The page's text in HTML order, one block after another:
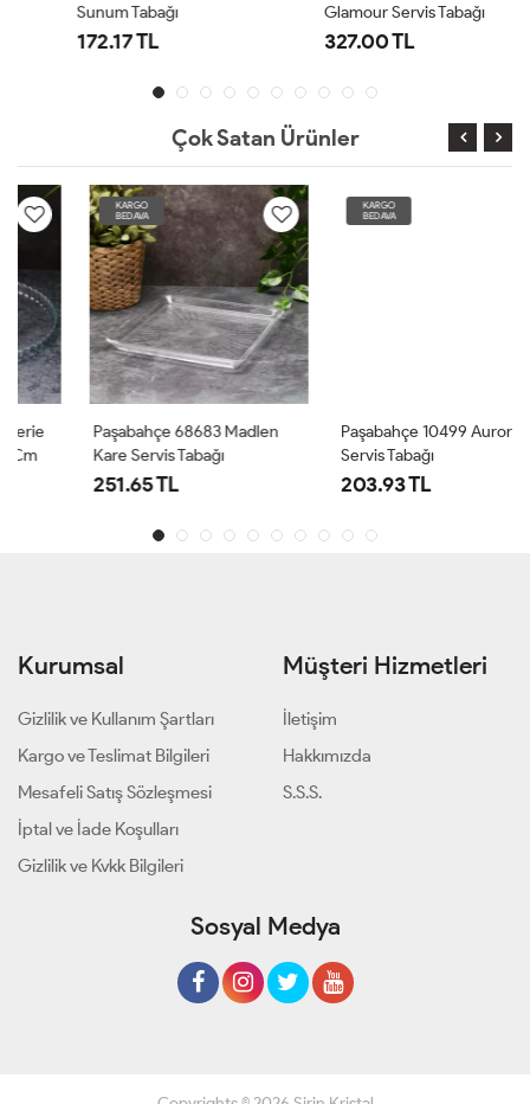
Sunum Tabağı
172.17 TL
Glamour Servis Tabağı
327.00 TL
Çok Satan Ürünler
KARGO
BEDAVA
Paşabahçe 68683 Madlen
Kare Servis Tabağı
251.65 TL
Paşabahçe 10499 Aurora
Servis Tabağı
203.93 TL
Kurumsal
Gizlilik ve Kullanım Şartları
Kargo ve Teslimat Bilgileri
Mesafeli Satış Sözleşmesi
İptal ve İade Koşulları
Gizlilik ve Kvkk Bilgileri
Müşteri Hizmetleri
İletişim
Hakkımızda
S.S.S.
Sosyal Medya